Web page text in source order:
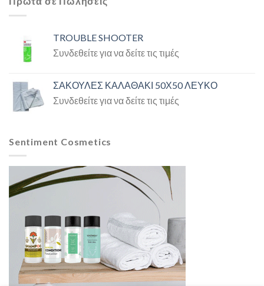
TROUBLE SHOOTER
Συνδεθείτε για να δείτε τις τιμές
ΣΑΚΟΥΛΕΣ ΚΑΛΑΘΑΚΙ 50Χ50 ΛΕΥΚΟ
Συνδεθείτε για να δείτε τις τιμές
Sentiment Cosmetics